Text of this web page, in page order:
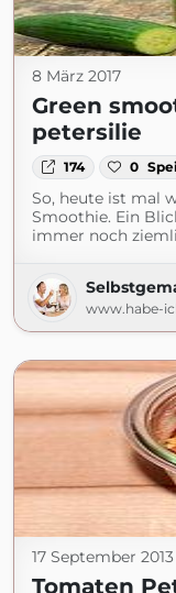
8 März 2017
Green
petersilie
174 0
So, heute ist mal
Smoothie. Ein
immer noch
www.habe-
17 September 2013
Tomaten